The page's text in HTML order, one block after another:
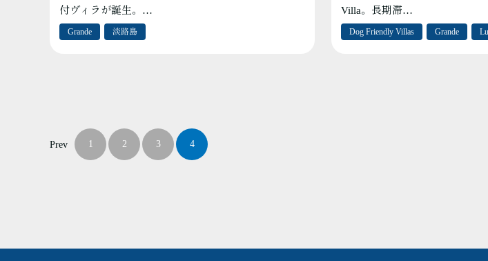
付ヴィラが誕生。…
Grande 淡路島
Villa。長期滞…
Dog Friendly Villas Grande
Prev 1 2 3 4